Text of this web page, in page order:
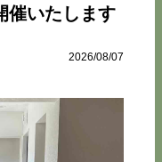
催いたします
2026/08/07